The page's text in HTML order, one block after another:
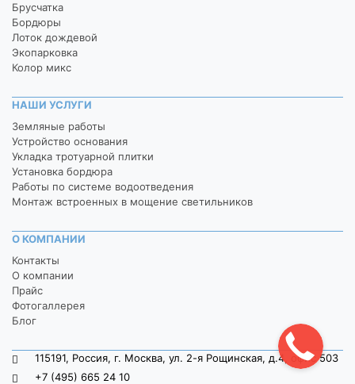
Брусчатка
Бордюры
Лоток дождевой
Экопарковка
Колор микс
НАШИ УСЛУГИ
Земляные работы
Устройство основания
Укладка тротуарной плитки
Установка бордюра
Работы по системе водоотведения
Монтаж встроенных в мощение светильников
О КОМПАНИИ
Контакты
О компании
Прайс
Фотогаллерея
Блог
115191, Россия, г. Москва, ул. 2-я Рощинская, д.4, офис 503
+7 (495) 665 24 10